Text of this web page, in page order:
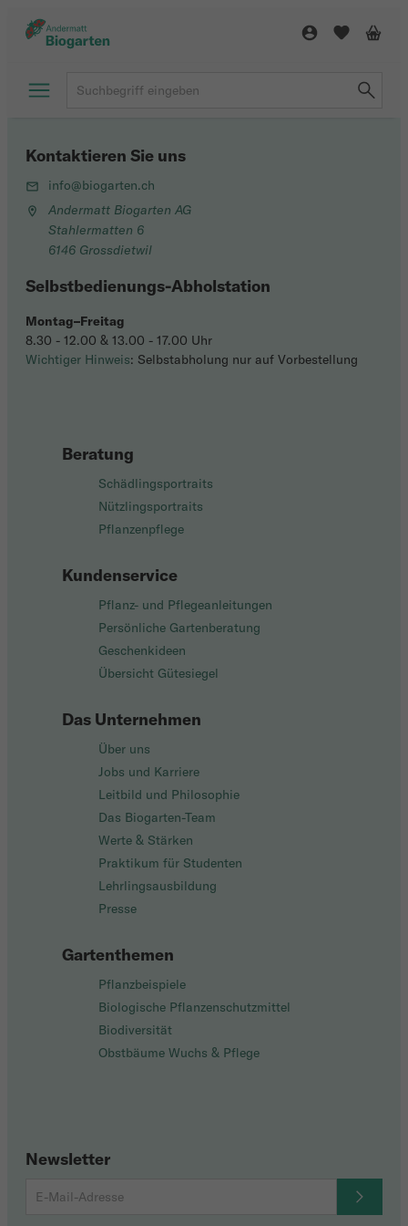
Beratung
Schädlingsportraits
Nützlingsportraits
Pflanzenpflege
Kundenservice
Pflanz- und Pflegeanleitungen
Persönliche Gartenberatung
Geschenkideen
Übersicht Gütesiegel
Das Unternehmen
Über uns
Jobs und Karriere
Leitbild und Philosophie
Das Biogarten-Team
Werte & Stärken
Praktikum für Studenten
Lehrlingsausbildung
Presse
Gartenthemen
Pflanzbeispiele
Biologische Pflanzenschutzmittel
Biodiversität
Obstbäume Wuchs & Pflege
Newsletter
Kontaktieren Sie uns
info@biogarten.ch
Andermatt Biogarten AG
Stahlermatten 6
6146 Grossdietwil
Selbstbedienungs-Abholstation
Montag–Freitag
8.30 - 12.00 & 13.00 - 17.00 Uhr
Wichtiger Hinweis: Selbstabholung nur auf Vorbestellung